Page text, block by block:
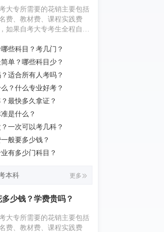
大专所需要的花销主要包括
费、教材费、课程实践费
如果自考大专考生全程自学
元左右；如果自考大专考
考辅导机构，花费则要更贵
当地消费水平为准。
些科目？考几门？
单？哪些科目少？
适合所有人考吗？
？什么专业好考？
最快多久拿证？
是什么？
一次可以考几科？
般要多少钱？
有多少门科目？
本科 更多
少钱？学费贵吗？
大专所需要的花销主要包括
费、教材费、课程实践费